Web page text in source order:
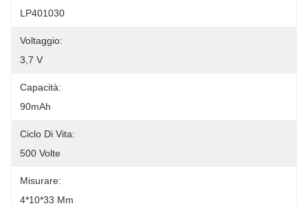
LP401030
Voltaggio:
3,7 V
Capacità:
90mAh
Ciclo Di Vita:
500 Volte
Misurare:
4*10*33 Mm